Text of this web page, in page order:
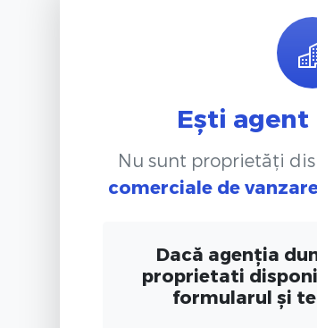
Ești
Nu sunt proprietăți
comerciale de
Dacă agenția
proprietati
formularul și